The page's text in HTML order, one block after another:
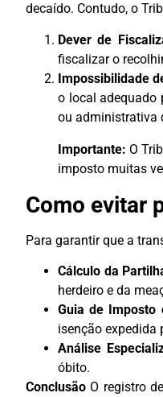
decaído. Contudo, o
Dever de
fiscalizar o
Impossibilidade
o local adequado
ou administrativa
Importante: O
imposto muitas
Como evitar
Para garantir que a
Cálculo da
herdeiro e da
Guia de Imposto
isenção expedida
Análise
óbito.
Conclusão O registro